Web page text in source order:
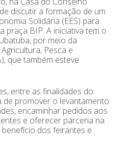
discutir a formação de um
Solidária (EES) para
praça BIP. A iniciativa tem o
por meio da
Pesca e
que também esteve
entre as finalidades do
de promover o levantamento
encaminhar pedidos aos
e oferecer parceria na
dos feirantes e